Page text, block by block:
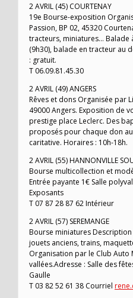
2 AVRIL (45) COURTENAY
19e Bourse-exposition
Passion, BP 02, 45320
tracteurs, miniatures…
(9h30), balade en tracteur au
: gratuit.
T 06.09.81.45.30
2 AVRIL (49) ANGERS
Rêves et dons Organisée par
49000 Angers. Exposition de
prestige place Leclerc. Des
proposés pour chaque don
caritative. Horaires : 10h-18h.
2 AVRIL (55) HANNONVILLE
Bourse multicollection et
Entrée payante 1€ Salle
Exposants
T 07 87 28 87 62 Intérieur
2 AVRIL (57) SEREMANGE
Bourse miniatures
jouets anciens, trains,
Organisation par le Club Auto
vallées.Adresse : Salle des
Gaulle
T 03 82 52 61 38 Courriel